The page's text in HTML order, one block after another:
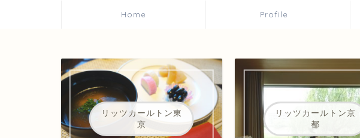
Home Profile
リッツカールトン東
京
リッツカールトン京
都